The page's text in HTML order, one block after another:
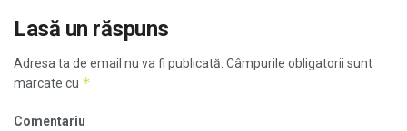
Lasă un răspuns
Adresa ta de email nu va fi publicată. Câmpurile obligatorii sunt
marcate cu *
Comentariu